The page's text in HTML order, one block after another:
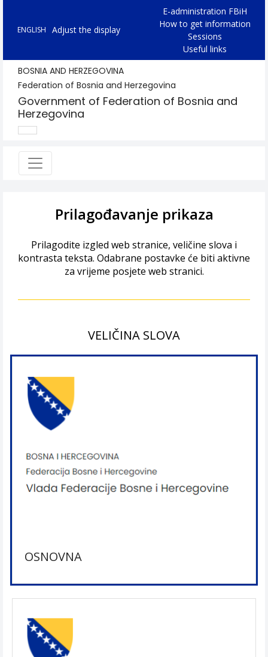
ENGLISH Adjust the display
E-administration FBiH
How to get information
Sessions
Useful links
BOSNIA AND HERZEGOVINA
Federation of Bosnia and Herzegovina
Government of Federation of Bosnia and
Herzegovina
Prilagođavanje prikaza
Prilagodite izgled web stranice, veličine slova i
kontrasta teksta. Odabrane postavke će biti aktivne
za vrijeme posjete web stranici.
VELIČINA SLOVA
OSNOVNA